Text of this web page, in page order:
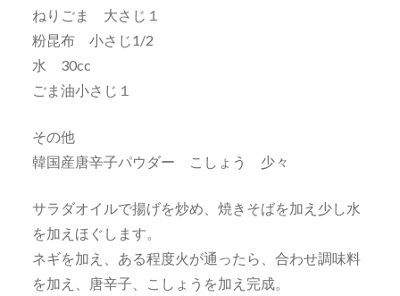
ねりごま 大さじ１
粉昆布 小さじ1/2
水 30cc
ごま油小さじ１
その他
韓国産唐辛子パウダー こしょう 少々
サラダオイルで揚げを炒め、焼きそばを加え少し水
を加えほぐします。
ネギを加え、ある程度火が通ったら、合わせ調味料
を加え、唐辛子、こしょうを加え完成。